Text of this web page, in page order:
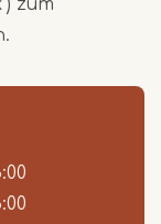
zum